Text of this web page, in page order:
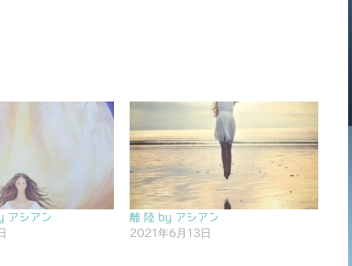
アシアン
離 陸 by アシアン
2021年6月13日